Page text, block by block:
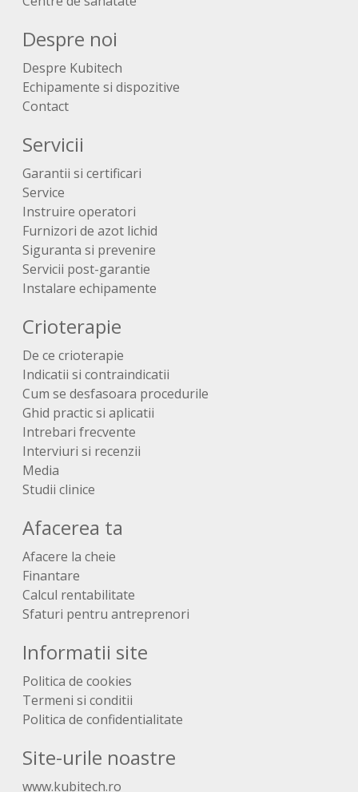
Despre noi
Despre Kubitech
Echipamente si dispozitive
Contact
Servicii
Garantii si certificari
Service
Instruire operatori
Furnizori de azot lichid
Siguranta si prevenire
Servicii post-garantie
Instalare echipamente
Crioterapie
De ce crioterapie
Indicatii si contraindicatii
Cum se desfasoara procedurile
Ghid practic si aplicatii
Intrebari frecvente
Interviuri si recenzii
Media
Studii clinice
Afacerea ta
Afacere la cheie
Finantare
Calcul rentabilitate
Sfaturi pentru antreprenori
Informatii site
Politica de cookies
Termeni si conditii
Politica de confidentialitate
Site-urile noastre
www.kubitech.ro